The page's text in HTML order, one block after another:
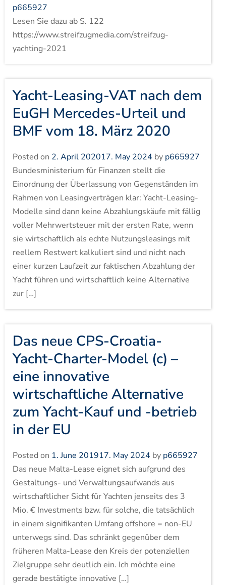
p665927
Lesen Sie dazu ab S. 122
https://www.streifzugmedia.com/streifzug-
yachting-2021
Yacht-Leasing-VAT nach dem
EuGH Mercedes-Urteil und
BMF vom 18. März 2020
Posted on 2. April 202017. May 2024 by p665927
Bundesministerium für Finanzen stellt die
Einordnung der Überlassung von Gegenständen im
Rahmen von Leasingverträgen klar: Yacht-Leasing-
Modelle sind dann keine Abzahlungskäufe mit fällig
voller Mehrwertsteuer mit der ersten Rate, wenn
sie wirtschaftlich als echte Nutzungsleasings mit
reellem Restwert kalkuliert sind und nicht nach
einer kurzen Laufzeit zur faktischen Abzahlung der
Yacht führen und wirtschaftlich keine Alternative
zur […]
Das neue CPS-Croatia-
Yacht-Charter-Model (c) –
eine innovative
wirtschaftliche Alternative
zum Yacht-Kauf und -betrieb
in der EU
Posted on 1. June 201917. May 2024 by p665927
Das neue Malta-Lease eignet sich aufgrund des
Gestaltungs- und Verwaltungsaufwands aus
wirtschaftlicher Sicht für Yachten jenseits des 3
Mio. € Investments bzw. für solche, die tatsächlich
in einem signifikanten Umfang offshore = non-EU
unterwegs sind. Das schränkt gegenüber dem
früheren Malta-Lease den Kreis der potenziellen
Zielgruppe sehr deutlich ein. Ich möchte eine
gerade bestätigte innovative […]